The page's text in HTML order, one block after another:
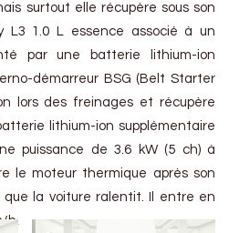
surtout elle récupère sous son
L3 1.0 L essence associé à un
par une batterie lithium-ion
démarreur BSG (Belt Starter
lors des freinages et récupère
lithium-ion supplémentaire
puissance de 3.6 kW (5 ch) à
le moteur thermique après son
la voiture ralentit. Il entre en
h,